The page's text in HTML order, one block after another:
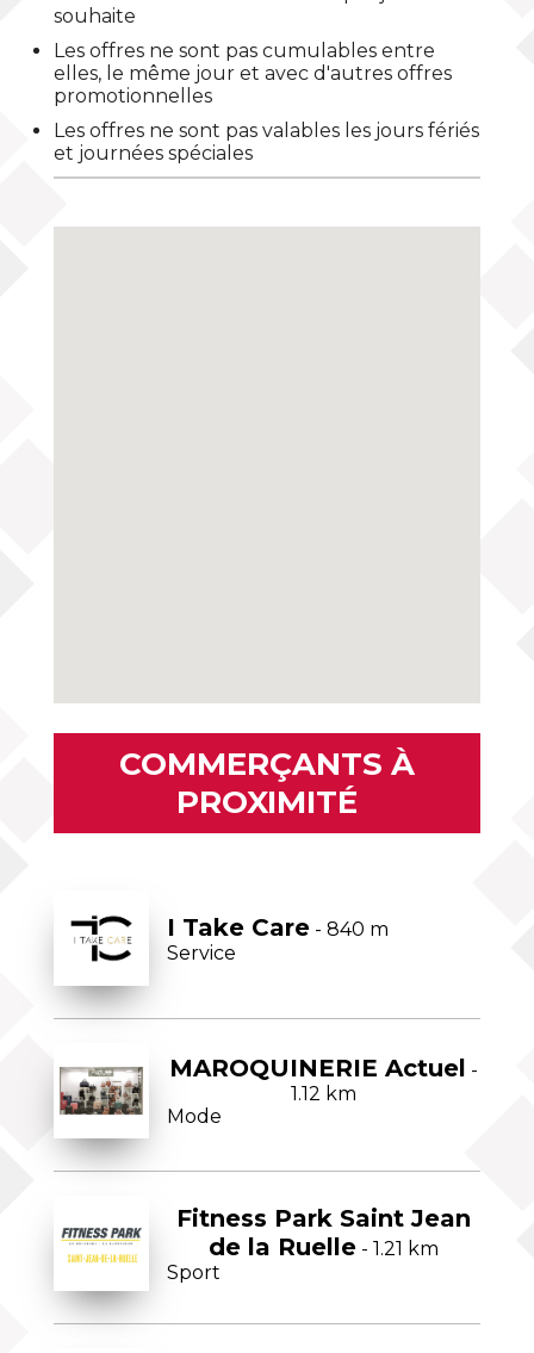
souhaite
Les offres ne sont pas cumulables entre
elles, le même jour et avec d'autres offres
promotionnelles
Les offres ne sont pas valables les jours fériés
et journées spéciales
COMMERÇANTS À
PROXIMITÉ
I Take Care- 840 m
Service
MAROQUINERIE Actuel -
1.12 km
Mode
Fitness Park Saint Jean
de la Ruelle- 1.21 km
Sport